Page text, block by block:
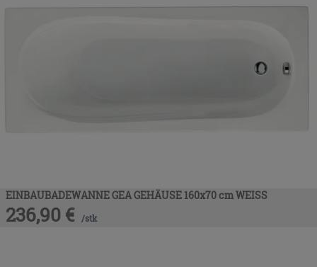
EINBAUBADEWANNE GEA GEHÄUSE 160x70 cm WEISS
236,90 € /stk